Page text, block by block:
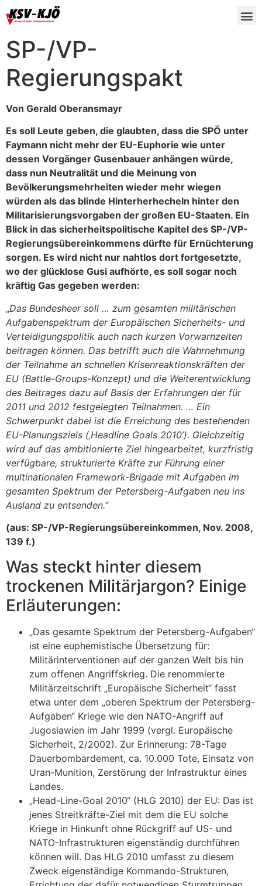
SP-/VP-
Regierungspakt
Von Gerald Oberansmayr
Es soll Leute geben, die glaubten, dass die SPÖ unter
Faymann nicht mehr der EU-Euphorie wie unter
dessen Vorgänger Gusenbauer anhängen würde,
dass nun Neutralität und die Meinung von
Bevölkerungsmehrheiten wieder mehr wiegen
würden als das blinde Hinterherhecheln hinter den
Militarisierungsvorgaben der großen EU-Staaten. Ein
Blick in das sicherheitspolitische Kapitel des SP-/VP-
Regierungsübereinkommens dürfte für Ernüchterung
sorgen. Es wird nicht nur nahtlos dort fortgesetzte,
wo der glücklose Gusi aufhörte, es soll sogar noch
kräftig Gas gegeben werden:
„Das Bundesheer soll … zum gesamten militärischen
Aufgabenspektrum der Europäischen Sicherheits- und
Verteidigungspolitik auch nach kurzen Vorwarnzeiten
beitragen können. Das betrifft auch die Wahrnehmung
der Teilnahme an schnellen Krisenreaktionskräften der
EU (Battle-Groups-Konzept) und die Weiterentwicklung
des Beitrages dazu auf Basis der Erfahrungen der für
2011 und 2012 festgelegten Teilnahmen. … Ein
Schwerpunkt dabei ist die Erreichung des bestehenden
EU-Planungsziels (‚Headline Goals 2010’). Gleichzeitig
wird auf das ambitionierte Ziel hingearbeitet, kurzfristig
verfügbare, strukturierte Kräfte zur Führung einer
multinationalen Framework-Brigade mit Aufgaben im
gesamten Spektrum der Petersberg-Aufgaben neu ins
Ausland zu entsenden.“
(aus: SP-/VP-Regierungsübereinkommen, Nov. 2008,
139 f.)
Was steckt hinter diesem
trockenen Militärjargon? Einige
Erläuterungen:
„Das gesamte Spektrum der Petersberg-Aufgaben“
ist eine euphemistische Übersetzung für:
Militärinterventionen auf der ganzen Welt bis hin
zum offenen Angriffskrieg. Die renommierte
Militärzeitschrift „Europäische Sicherheit“ fasst
etwa unter dem „oberen Spektrum der Petersberg-
Aufgaben“ Kriege wie den NATO-Angriff auf
Jugoslawien im Jahr 1999 (vergl. Europäische
Sicherheit, 2/2002). Zur Erinnerung: 78-Tage
Dauerbombardement, ca. 10.000 Tote, Einsatz von
Uran-Munition, Zerstörung der Infrastruktur eines
Landes.
„Head-Line-Goal 2010“ (HLG 2010) der EU: Das ist
jenes Streitkräfte-Ziel mit dem die EU solche
Kriege in Hinkunft ohne Rückgriff auf US- und
NATO-Infrastrukturen eigenständig durchführen
können will. Das HLG 2010 umfasst zu diesem
Zweck eigenständige Kommando-Strukturen,